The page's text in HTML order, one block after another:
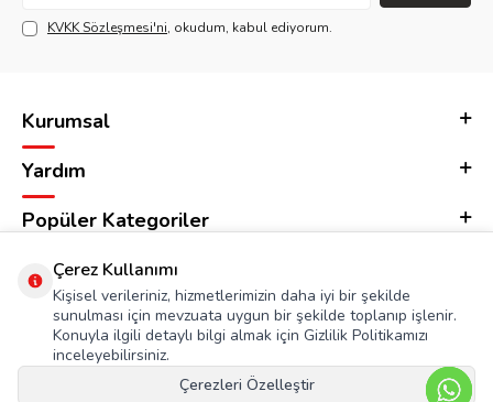
KVKK Sözleşmesi'ni, okudum, kabul ediyorum.
Kurumsal
Yardım
Popüler Kategoriler
Adres & İletişim
Çerez Kullanımı
Kişisel verileriniz, hizmetlerimizin daha iyi bir şekilde
sunulması için mevzuata uygun bir şekilde toplanıp işlenir.
Konuyla ilgili detaylı bilgi almak için Gizlilik Politikamızı
inceleyebilirsiniz.
Çerezleri Özelleştir